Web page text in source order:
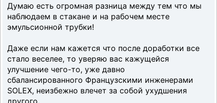
Думаю есть огромная разница между тем что мы
наблюдаем в стакане и на рабочем месте
эмульсионной трубки!
Даже если нам кажется что после доработки все
стало веселее, то уверяю вас кажущейся
улучшение чего-то, уже давно
сбалансированного Французскими инженерами
SOLEX, неизбежно влечет за собой ухудшения
другого.